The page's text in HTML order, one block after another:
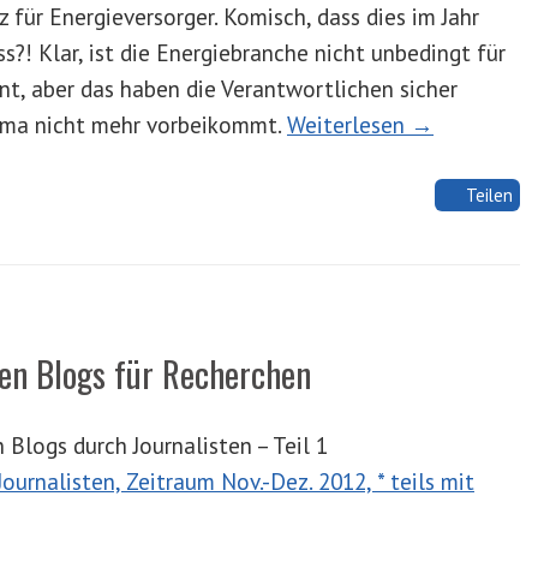
Energieversorger. Komisch, dass dies im Jahr
Klar, ist die Energiebranche nicht unbedingt für
aber das haben die Verantwortlichen sicher
nicht mehr vorbeikommt. Weiterlesen →
Teilen
Blogs für Recherchen
durch Journalisten – Teil 1